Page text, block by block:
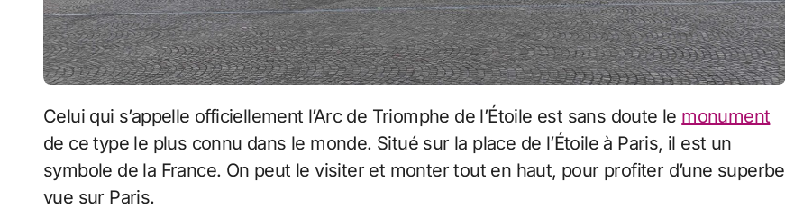
Celui qui s’appelle officiellement l’Arc de Triomphe de l’Étoile est sans doute le monument
de ce type le plus connu dans le monde. Situé sur la place de l’Étoile à Paris, il est un
symbole de la France. On peut le visiter et monter tout en haut, pour profiter d’une superbe
vue sur Paris.